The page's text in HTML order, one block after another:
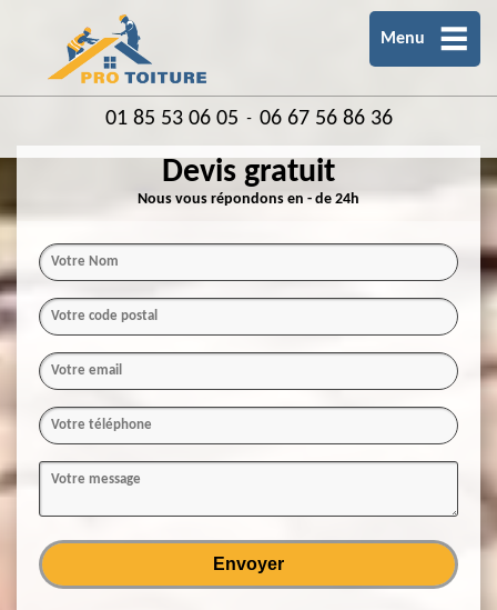
Menu
01 85 53 06 05 - 06 67 56 86 36
Devis gratuit
Nous vous répondons en - de 24h